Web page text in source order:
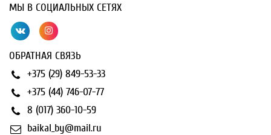
МЫ В СОЦИАЛЬНЫХ СЕТЯХ
ОБРАТНАЯ СВЯЗЬ
+375 (29) 849-53-33
+375 (44) 746-07-77
8 (017) 360-10-59
baikal_by@mail.ru